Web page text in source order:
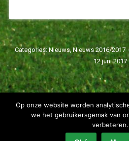
Categories:Nieuws, Nieuws 2016/2017
12 juni 2017
Spartaan'20 Copyright 2022 - alle
Op onze website worden
we het gebruikersgemak van
verbeteren.